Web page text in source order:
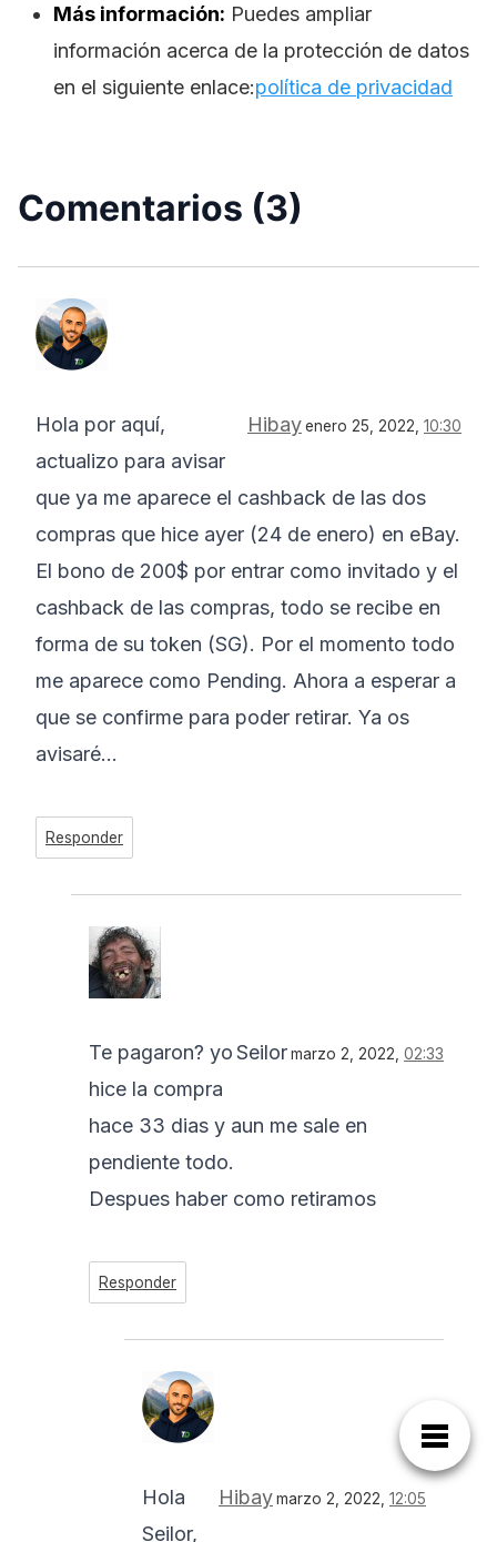
Más información: Puedes ampliar
información acerca de la protección de datos
en el siguiente enlace:política de privacidad
Comentarios (3)
Hibayenero 25, 2022, 10:30
Hola por aquí,
actualizo para avisar
que ya me aparece el cashback de las dos
compras que hice ayer (24 de enero) en eBay.
El bono de 200$ por entrar como invitado y el
cashback de las compras, todo se recibe en
forma de su token (SG). Por el momento todo
me aparece como Pending. Ahora a esperar a
que se confirme para poder retirar. Ya os
avisaré…
Responder
Seilormarzo 2, 2022, 02:33
Te pagaron? yo
hice la compra
hace 33 dias y aun me sale en
pendiente todo.
Despues haber como retiramos
Responder
Hibaymarzo 2, 2022, 12:05
Hola
Seilor,